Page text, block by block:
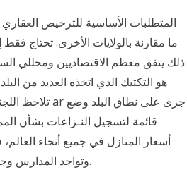
المتطلبات الأساسية للترخيص
ذلك يتفق معظم الاقتصاديين ومحللي
هو التكتيك الذي اتخذه العديد من
قائمة لتسجيل النـزاعات بشأن
أسعار المنازل في جميع أنحاء
وتواجد المدارس وجودتها، وغيرها من العوامل التي تؤثر على سعر المنزل وفقًا للمنطقة.